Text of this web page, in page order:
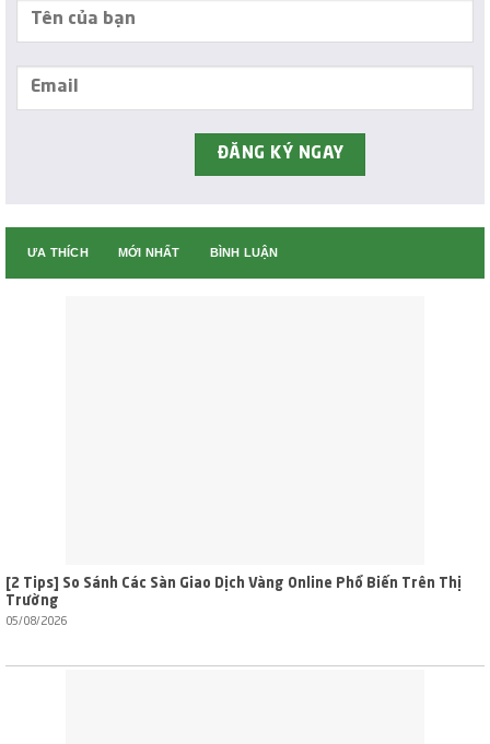
ƯA THÍCH MỚI NHẤT BÌNH LUẬN
[2 Tips] So Sánh Các Sàn Giao Dịch Vàng Online Phổ Biến Trên Thị
Trường
05/08/2026